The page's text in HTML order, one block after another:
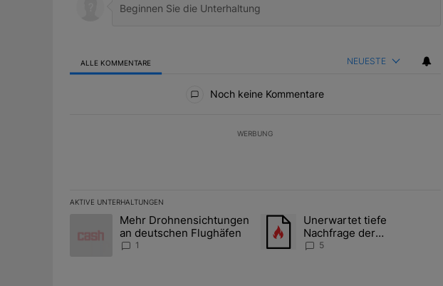
ALLE KOMMENTARE NEUESTE
Noch keine Kommentare
WERBUNG
AKTIVE UNTERHALTUNGEN
Das Folgende ist eine Liste der am meisten kommentierten Artikel der letzten 7
Ein Trendartikel mit dem Titel "Mehr Drohnensichtungen an deutschen
Mehr Drohnensichtungen
an deutschen Flughäfen
1
Ein Trendartikel mit dem Titel
Unerwartet tiefe
Nachfrage der
Zentralbanken könnte
5